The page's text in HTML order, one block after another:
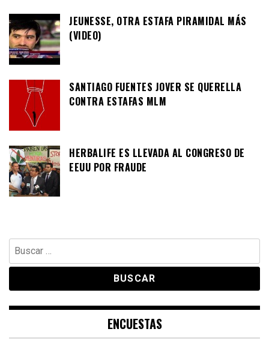
JEUNESSE, OTRA ESTAFA PIRAMIDAL MÁS
(VIDEO)
SANTIAGO FUENTES JOVER SE QUERELLA
CONTRA ESTAFAS MLM
HERBALIFE ES LLEVADA AL CONGRESO DE
EEUU POR FRAUDE
Buscar:
ENCUESTAS